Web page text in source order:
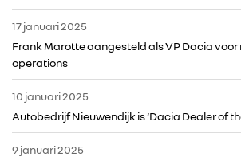
RENAULT GROUP
DACIA
17 januari 2025
Frank Marotte aangesteld als VP Dacia voor
operations
10 januari 2025
Autobedrijf Nieuwendijk is ‘Dacia Dealer of
9 januari 2025